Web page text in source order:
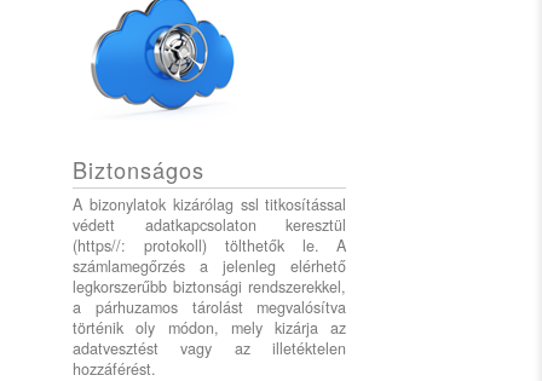
Biztonságos
A bizonylatok kizárólag ssl titkosítással
védett adatkapcsolaton keresztül
(https//: protokoll) tölthetők le. A
számlamegőrzés a jelenleg elérhető
legkorszerűbb biztonsági rendszerekkel,
a párhuzamos tárolást megvalósítva
történik oly módon, mely kizárja az
adatvesztést vagy az illetéktelen
hozzáférést.